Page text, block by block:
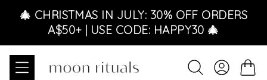
🎄 CHRISTMAS IN JULY: 30% OFF ORDERS
A$50+ | USE CODE: HAPPY30 🎄